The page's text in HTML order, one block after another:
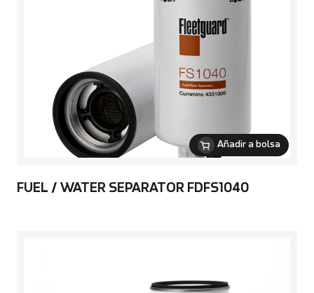
Añadir a bolsa
FUEL / WATER SEPARATOR FDFS1040